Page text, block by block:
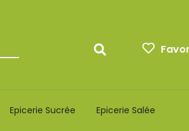
Epicerie Sucrée Epicerie Salée